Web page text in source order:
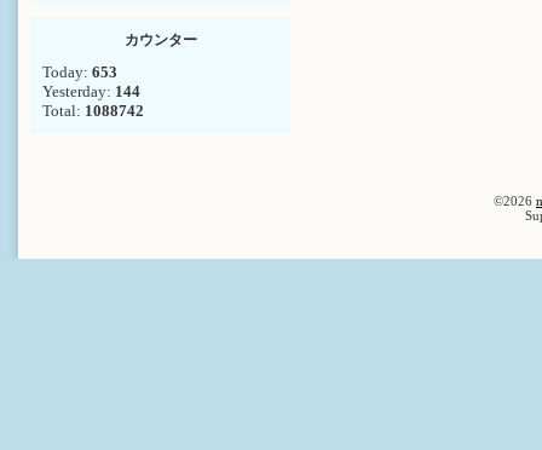
カウンター
Today: 653
Yesterday: 144
Total: 1088742
©2026